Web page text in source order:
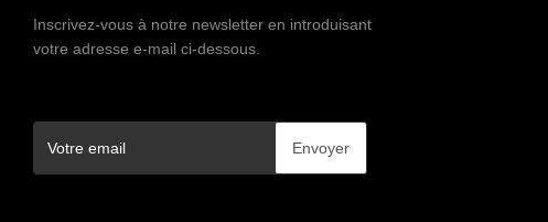
Inscrivez-vous à notre newsletter en introduisant
votre adresse e-mail ci-dessous.